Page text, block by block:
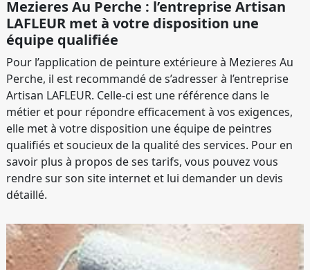
Mezieres Au Perche : l’entreprise Artisan
LAFLEUR met à votre disposition une
équipe qualifiée
Pour l’application de peinture extérieure à Mezieres Au
Perche, il est recommandé de s’adresser à l’entreprise
Artisan LAFLEUR. Celle-ci est une référence dans le
métier et pour répondre efficacement à vos exigences,
elle met à votre disposition une équipe de peintres
qualifiés et soucieux de la qualité des services. Pour en
savoir plus à propos de ses tarifs, vous pouvez vous
rendre sur son site internet et lui demander un devis
détaillé.